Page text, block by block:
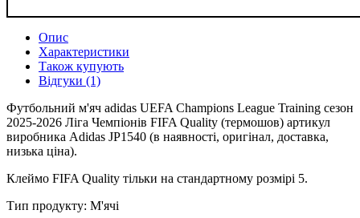
Опис
Характеристики
Також купують
Відгуки (1)
Футбольний м'яч adidas UEFA Champions League Training сезон
2025-2026 Ліга Чемпіонів FIFA Quality (термошов) артикул
виробника Adidas JP1540 (в наявності, оригінал, доставка,
низька ціна).
Клеймо FIFA Quality тільки на стандартному розмірі 5.
Тип продукту: М'ячі